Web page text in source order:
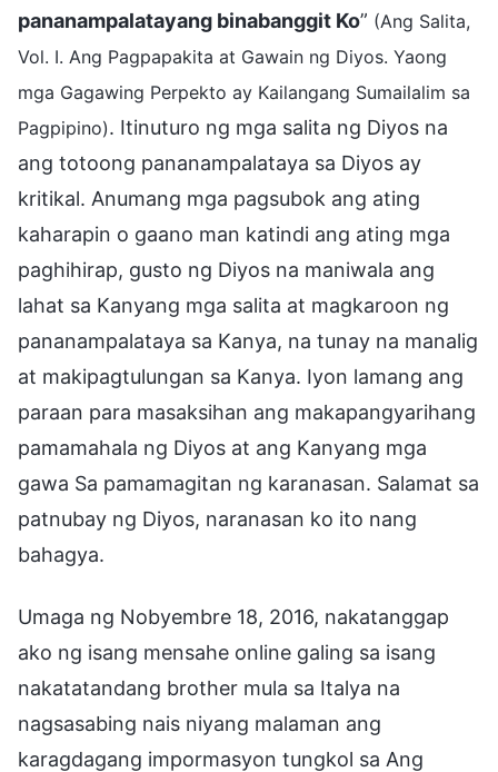
pananampalatayang binabanggit Ko” (Ang Salita,
Vol. I. Ang Pagpapakita at Gawain ng Diyos. Yaong
mga Gagawing Perpekto ay Kailangang Sumailalim sa
Pagpipino). Itinuturo ng mga salita ng Diyos na
ang totoong pananampalataya sa Diyos ay
kritikal. Anumang mga pagsubok ang ating
kaharapin o gaano man katindi ang ating mga
paghihirap, gusto ng Diyos na maniwala ang
lahat sa Kanyang mga salita at magkaroon ng
pananampalataya sa Kanya, na tunay na manalig
at makipagtulungan sa Kanya. Iyon lamang ang
paraan para masaksihan ang makapangyarihang
pamamahala ng Diyos at ang Kanyang mga
gawa Sa pamamagitan ng karanasan. Salamat sa
patnubay ng Diyos, naranasan ko ito nang
bahagya.
Umaga ng Nobyembre 18, 2016, nakatanggap
ako ng isang mensahe online galing sa isang
nakatatandang brother mula sa Italya na
nagsasabing nais niyang malaman ang
karagdagang impormasyon tungkol sa Ang